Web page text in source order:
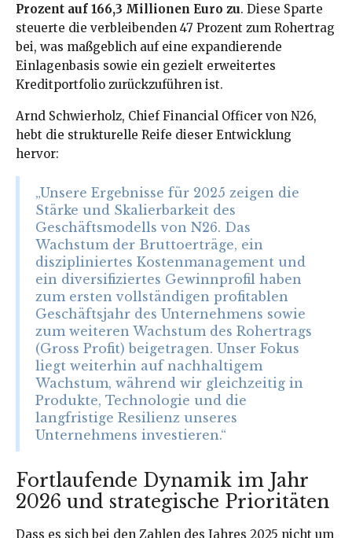
Prozent auf 166,3 Millionen Euro zu. Diese Sparte
steuerte die verbleibenden 47 Prozent zum Rohertrag
bei, was maßgeblich auf eine expandierende
Einlagenbasis sowie ein gezielt erweitertes
Kreditportfolio zurückzuführen ist.
Arnd Schwierholz, Chief Financial Officer von N26,
hebt die strukturelle Reife dieser Entwicklung
hervor:
„Unsere Ergebnisse für 2025 zeigen die
Stärke und Skalierbarkeit des
Geschäftsmodells von N26. Das
Wachstum der Bruttoerträge, ein
diszipliniertes Kostenmanagement und
ein diversifiziertes Gewinnprofil haben
zum ersten vollständigen profitablen
Geschäftsjahr des Unternehmens sowie
zum weiteren Wachstum des Rohertrags
(Gross Profit) beigetragen. Unser Fokus
liegt weiterhin auf nachhaltigem
Wachstum, während wir gleichzeitig in
Produkte, Technologie und die
langfristige Resilienz unseres
Unternehmens investieren.“
Fortlaufende Dynamik im Jahr
2026 und strategische Prioritäten
Dass es sich bei den Zahlen des Jahres 2025 nicht um